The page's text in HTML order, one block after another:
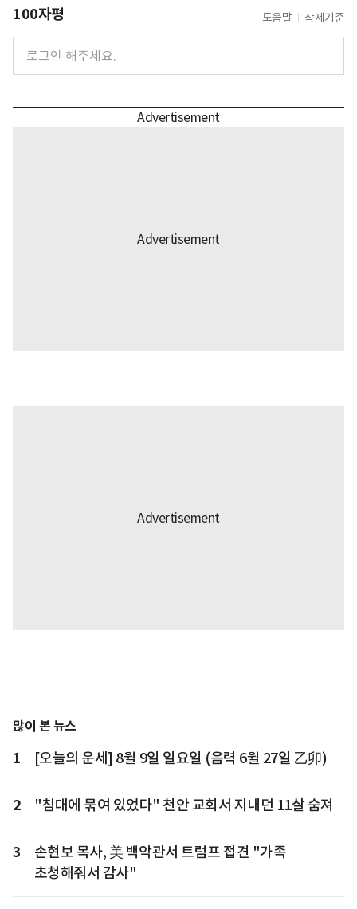
100자평 도움말 삭제기준
많이 본 뉴스
1 [오늘의 운세] 8월 9일 일요일 (음력 6월 27일 乙卯)
2 "침대에 묶여 있었다" 천안 교회서 지내던 11살 숨져
3
손현보 목사, 美 백악관서 트럼프 접견 "가족
초청해줘서 감사"